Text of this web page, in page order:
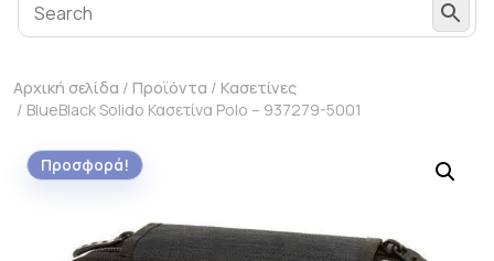
Αρχική σελίδα / Προϊόντα / Κασετίνες
/ BlueBlack Solido Κασετίνα Polo – 937279-5001
Προσφορά!